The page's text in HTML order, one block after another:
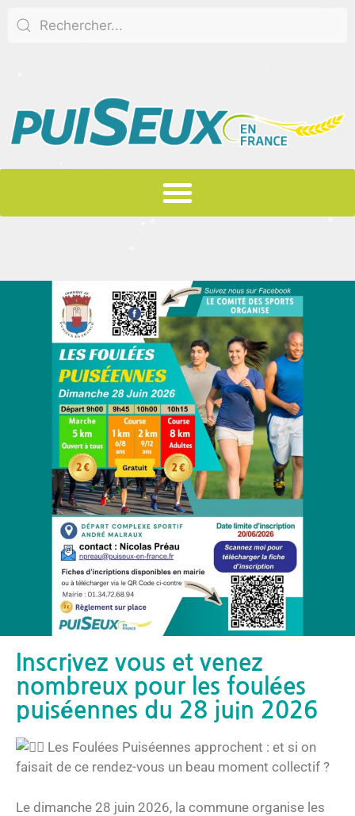
Inscrivez vous et venez
nombreux pour les foulées
puiséennes du 28 juin 2026
Les Foulées Puiséennes approchent : et si on
faisait de ce rendez-vous un beau moment collectif ?
Le dimanche 28 juin 2026, la commune organise les